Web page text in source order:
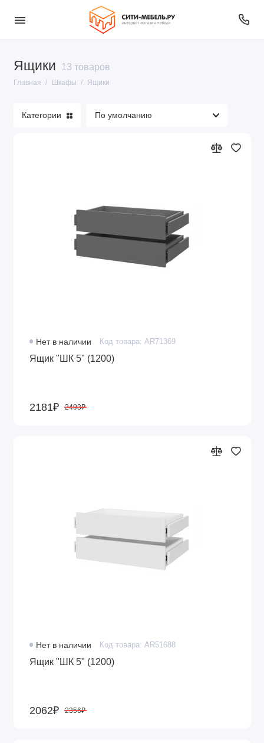
Ящики 13 товаров
Главная Шкафы Ящики
Шкафы купе
Шкафы распашные (у)
Комплектующие для шкафов
Ящики
Категории
Нет в наличии Код товара: AR71369
Ящик "ШК 5" (1200)
2181₽ 2493₽
Нет в наличии Код товара: AR51688
Ящик "ШК 5" (1200)
2062₽ 2356₽